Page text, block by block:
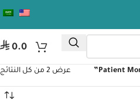
⃁ 0.0
عرض ⁦2⁩ من كل النتائج